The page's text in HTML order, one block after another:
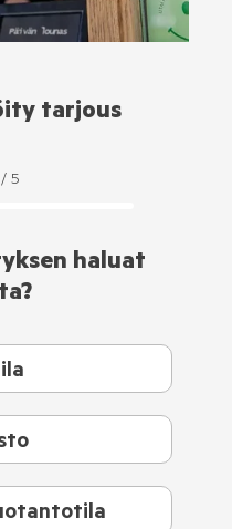
tarjous
/ 5
haluat